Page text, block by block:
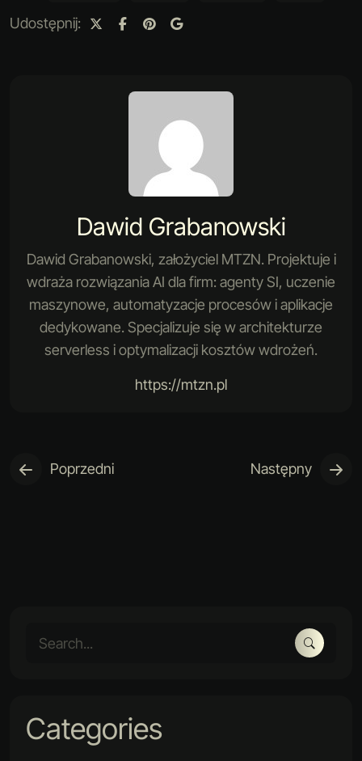
Udostępnij:
Dawid Grabanowski
Dawid Grabanowski, założyciel MTZN. Projektuje i
wdraża rozwiązania AI dla firm: agenty SI, uczenie
maszynowe, automatyzacje procesów i aplikacje
dedykowane. Specjalizuje się w architekturze
serverless i optymalizacji kosztów wdrożeń.
https://mtzn.pl
Poprzedni Następny
Categories